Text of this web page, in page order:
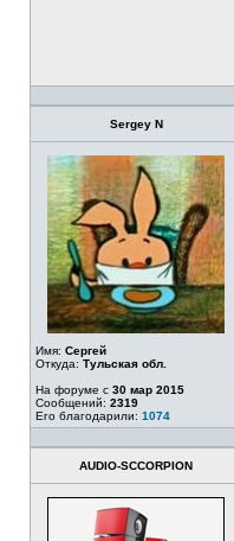
Sergey N
Имя: Сергей
Откуда: Тульская обл.
На форуме с 30 мар 2015
Сообщений: 2319
Его благодарили: 1074
AUDIO-SCCORPION